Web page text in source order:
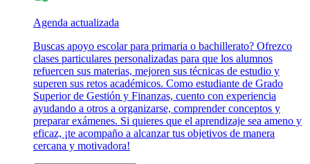
Agenda actualizada
Buscas apoyo escolar para primaria o bachillerato? Ofrezco
clases particulares personalizadas para que los alumnos
refuercen sus materias, mejoren sus técnicas de estudio y
superen sus retos académicos. Como estudiante de Grado
Superior de Gestión y Finanzas, cuento con experiencia
ayudando a otros a organizarse, comprender conceptos y
preparar exámenes. Si quieres que el aprendizaje sea ameno y
eficaz, ¡te acompaño a alcanzar tus objetivos de manera
cercana y motivadora!